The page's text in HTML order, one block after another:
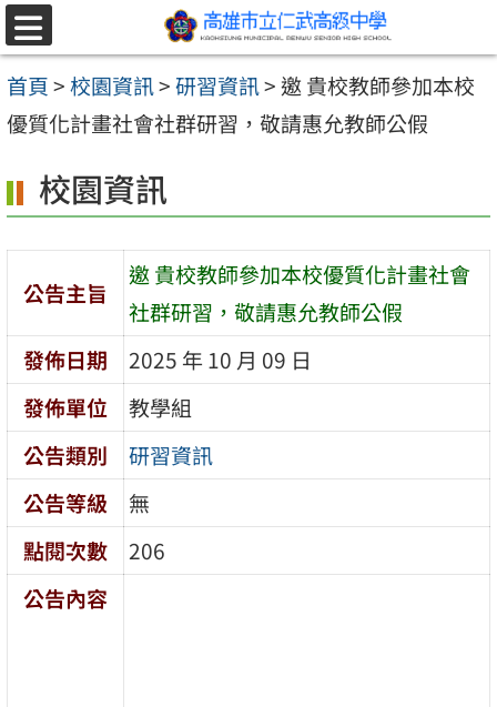
跳至主要內容區
選
單
首頁>校園資訊>研習資訊>邀 貴校教師參加本校
優質化計畫社會社群研習，敬請惠允教師公假
校園資訊
公告主旨
邀 貴校教師參加本校優質化計畫社會
社群研習，敬請惠允教師公假
發佈日期
2025 年 10 月 09 日
發佈單位
教學組
公告類別
研習資訊
公告等級
無
點閱次數
206
公告內容